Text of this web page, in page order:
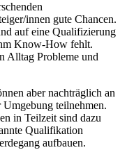
innen gute Chancen.
auf eine Qualifizierung
Know-How fehlt.
Alltag Probleme und
aber nachträglich an
teilnehmen.
in Teilzeit sind dazu
Qualifikation
aufbauen.